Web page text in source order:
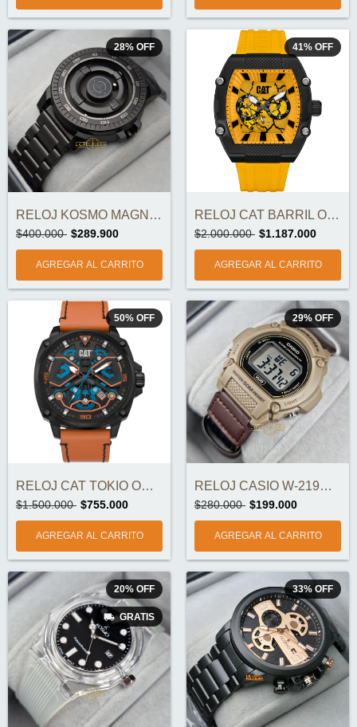
28% OFF
RELOJ KOSMO MAGNÉTICO K01221 ORIGINAL
$400.000 $289.900
41% OFF
RELOJ CAT BARRIL ORIGINAL
$2.000.000 $1.187.000
50% OFF
RELOJ CAT TOKIO ORIGINAL
$1.500.000 $755.000
29% OFF
RELOJ CASIO W-219HB-5AVDF ORIGINAL
$280.000 $199.000
20% OFF
GRATIS
33% OFF